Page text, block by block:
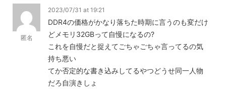
匿名
2023/07/31 at 19:21
DDR4の価格がかなり落ちた時期に言うのも変だけ
どメモリ32GBって自慢になるの?
これを自慢だと捉えてごちゃごちゃ言ってるの気
持ち悪い
てか否定的な書き込みしてるやつどうせ同一人物
だろ自演きしょ